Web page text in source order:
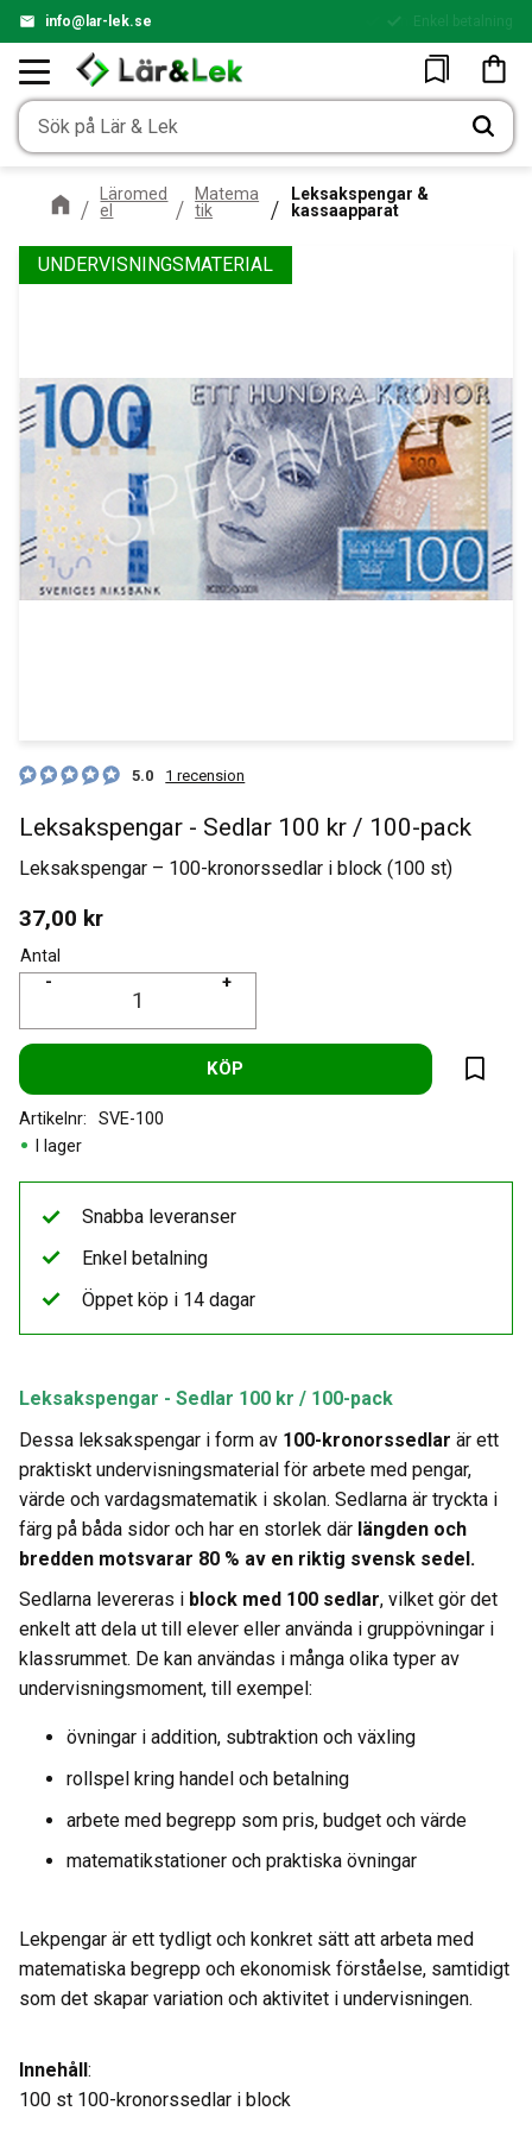
info@lar-lek.se Enkel betalning
Favoriter
Läromed
el
Matema
tik
Leksakspengar &
kassaapparat
UNDERVISNINGSMATERIAL
5.0 1 recension
Leksakspengar - Sedlar 100 kr / 100-pack
Leksakspengar – 100-kronorssedlar i block (100 st)
37,00 kr
Antal
+
-
KÖP
Lägg
I lager
Artikelnr SVE-100
Leksakspengar - Sedlar 100 kr / 100-pack
Dessa leksakspengar i form av 100-kronorssedlar är ett
praktiskt undervisningsmaterial för arbete med pengar,
värde och vardagsmatematik i skolan. Sedlarna är tryckta i
färg på båda sidor och har en storlek där längden och
bredden motsvarar 80 % av en riktig svensk sedel.
Sedlarna levereras i block med 100 sedlar, vilket gör det
enkelt att dela ut till elever eller använda i gruppövningar i
klassrummet. De kan användas i många olika typer av
undervisningsmoment, till exempel:
övningar i addition, subtraktion och växling
rollspel kring handel och betalning
arbete med begrepp som pris, budget och värde
matematikstationer och praktiska övningar
Lekpengar är ett tydligt och konkret sätt att arbeta med
matematiska begrepp och ekonomisk förståelse, samtidigt
som det skapar variation och aktivitet i undervisningen.
Innehåll:
100 st 100-kronorssedlar i block
Snabba leveranser
Enkel betalning
Öppet köp i 14 dagar